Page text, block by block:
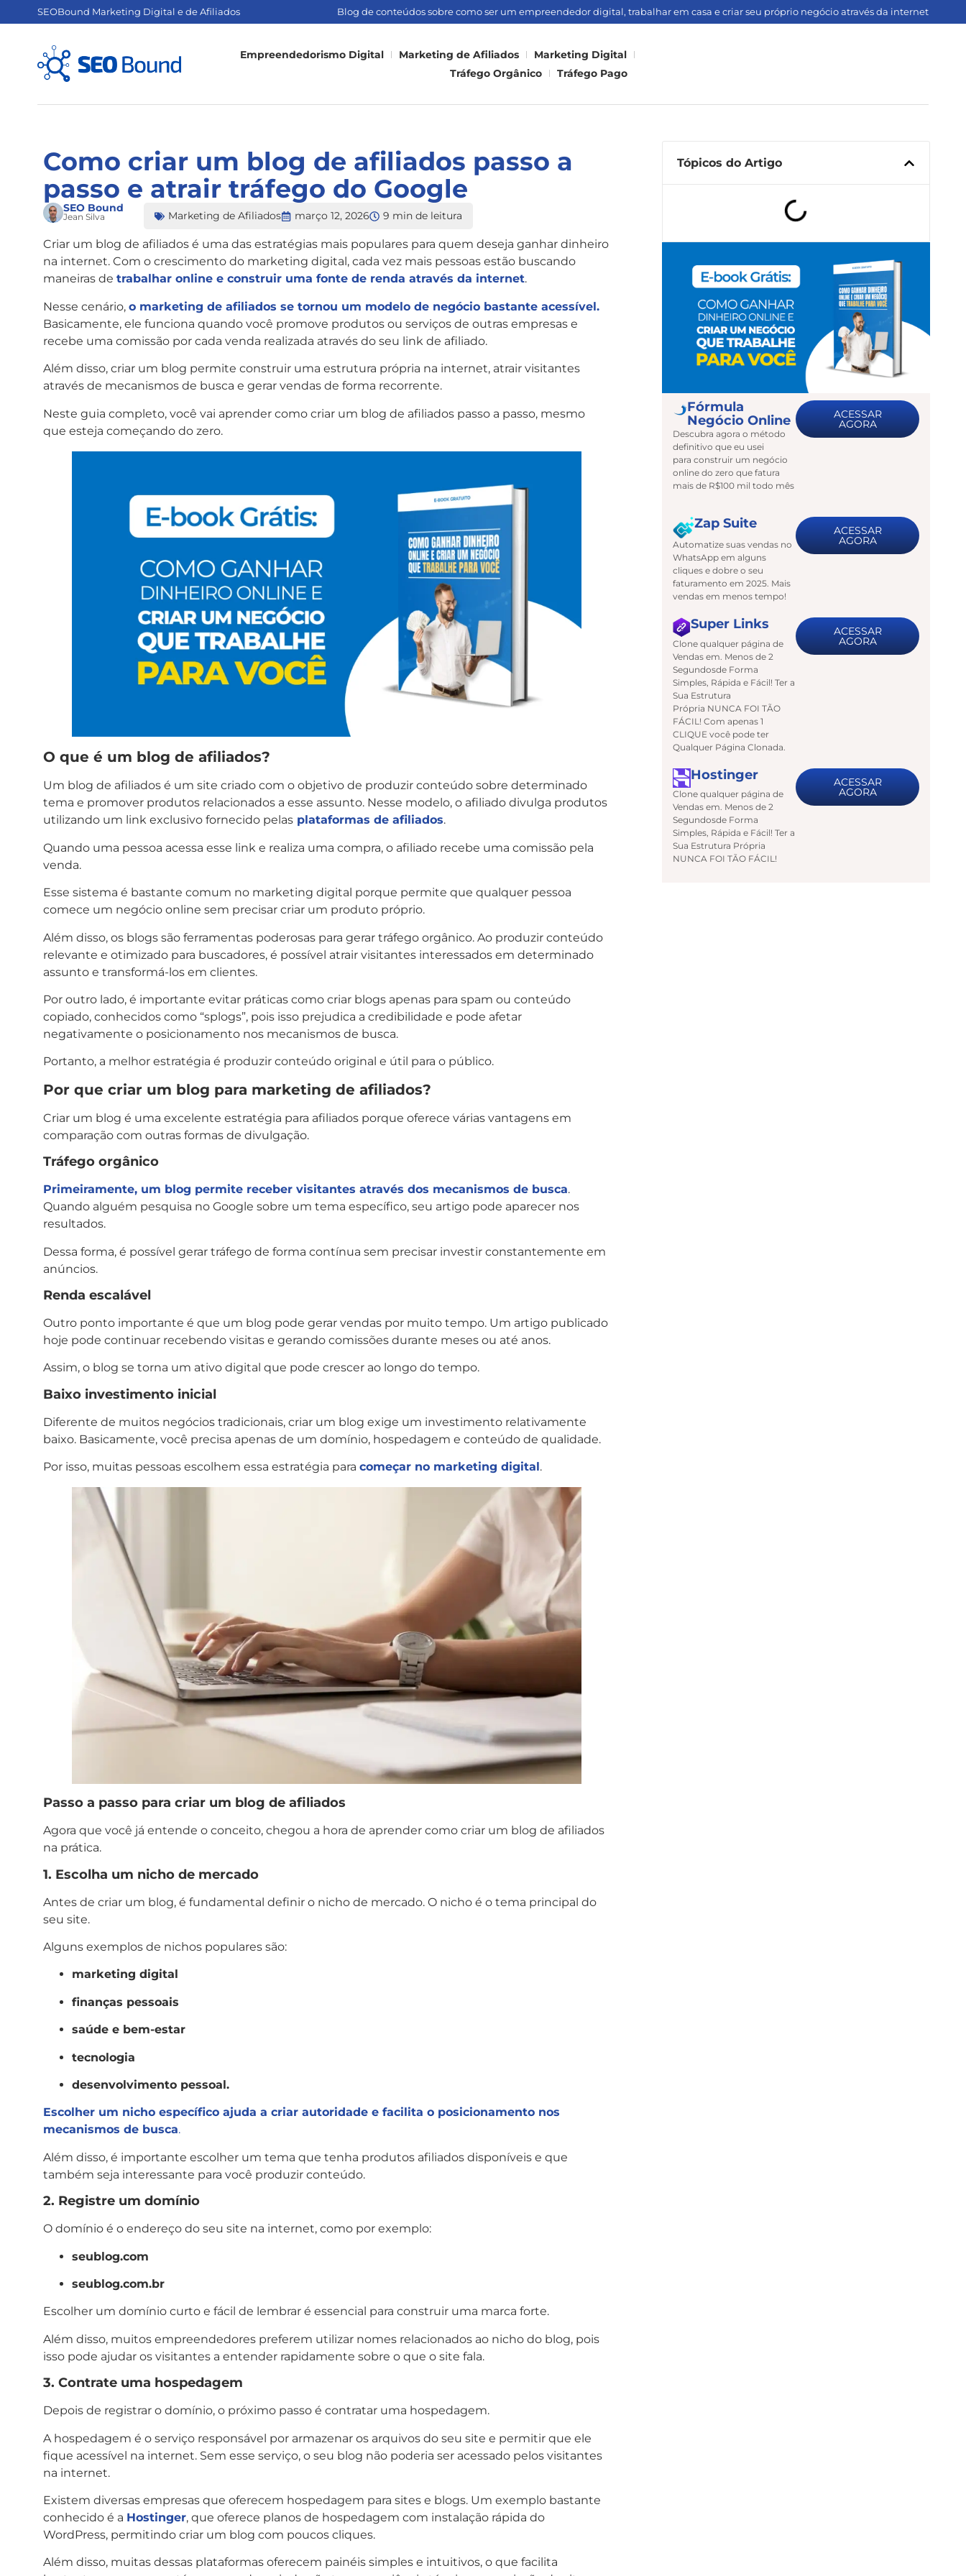
SEOBound Marketing Digital e de Afiliados Blog de conteúdos sobre como ser um empreendedor digital, trabalhar em casa e criar seu próprio negócio através da internet
Empreendedorismo Digital Marketing de Afiliados
Marketing Digital
Tráfego Orgânico
Tráfego Pago
Como criar um blog de afiliados passo a
passo e atrair tráfego do Google
SEO Bound
Jean Silva Marketing de Afiliados março 12, 2026 9 min de leitura
Criar um blog de afiliados é uma das estratégias mais populares para quem deseja ganhar dinheiro
na internet. Com o crescimento do marketing digital, cada vez mais pessoas estão buscando
maneiras de trabalhar online e construir uma fonte de renda através da internet.
Nesse cenário, o marketing de afiliados se tornou um modelo de negócio bastante acessível.
Basicamente, ele funciona quando você promove produtos ou serviços de outras empresas e
recebe uma comissão por cada venda realizada através do seu link de afiliado.
Além disso, criar um blog permite construir uma estrutura própria na internet, atrair visitantes
através de mecanismos de busca e gerar vendas de forma recorrente.
Neste guia completo, você vai aprender como criar um blog de afiliados passo a passo, mesmo
que esteja começando do zero.
O que é um blog de afiliados?
Um blog de afiliados é um site criado com o objetivo de produzir conteúdo sobre determinado
tema e promover produtos relacionados a esse assunto. Nesse modelo, o afiliado divulga produtos
utilizando um link exclusivo fornecido pelas plataformas de afiliados.
Quando uma pessoa acessa esse link e realiza uma compra, o afiliado recebe uma comissão pela
venda.
Esse sistema é bastante comum no marketing digital porque permite que qualquer pessoa
comece um negócio online sem precisar criar um produto próprio.
Além disso, os blogs são ferramentas poderosas para gerar tráfego orgânico. Ao produzir conteúdo
relevante e otimizado para buscadores, é possível atrair visitantes interessados em determinado
assunto e transformá-los em clientes.
Por outro lado, é importante evitar práticas como criar blogs apenas para spam ou conteúdo
copiado, conhecidos como “splogs”, pois isso prejudica a credibilidade e pode afetar
negativamente o posicionamento nos mecanismos de busca.
Portanto, a melhor estratégia é produzir conteúdo original e útil para o público.
Por que criar um blog para marketing de afiliados?
Criar um blog é uma excelente estratégia para afiliados porque oferece várias vantagens em
comparação com outras formas de divulgação.
Tráfego orgânico
Primeiramente, um blog permite receber visitantes através dos mecanismos de busca.
Quando alguém pesquisa no Google sobre um tema específico, seu artigo pode aparecer nos
resultados.
Dessa forma, é possível gerar tráfego de forma contínua sem precisar investir constantemente em
anúncios.
Renda escalável
Outro ponto importante é que um blog pode gerar vendas por muito tempo. Um artigo publicado
hoje pode continuar recebendo visitas e gerando comissões durante meses ou até anos.
Assim, o blog se torna um ativo digital que pode crescer ao longo do tempo.
Baixo investimento inicial
Diferente de muitos negócios tradicionais, criar um blog exige um investimento relativamente
baixo. Basicamente, você precisa apenas de um domínio, hospedagem e conteúdo de qualidade.
Por isso, muitas pessoas escolhem essa estratégia para começar no marketing digital.
Passo a passo para criar um blog de afiliados
Agora que você já entende o conceito, chegou a hora de aprender como criar um blog de afiliados
na prática.
1. Escolha um nicho de mercado
Antes de criar um blog, é fundamental definir o nicho de mercado. O nicho é o tema principal do
seu site.
Alguns exemplos de nichos populares são:
marketing digital
finanças pessoais
saúde e bem-estar
tecnologia
desenvolvimento pessoal.
Escolher um nicho específico ajuda a criar autoridade e facilita o posicionamento nos
mecanismos de busca.
Além disso, é importante escolher um tema que tenha produtos afiliados disponíveis e que
também seja interessante para você produzir conteúdo.
2. Registre um domínio
O domínio é o endereço do seu site na internet, como por exemplo:
seublog.com
seublog.com.br
Escolher um domínio curto e fácil de lembrar é essencial para construir uma marca forte.
Além disso, muitos empreendedores preferem utilizar nomes relacionados ao nicho do blog, pois
isso pode ajudar os visitantes a entender rapidamente sobre o que o site fala.
3. Contrate uma hospedagem
Depois de registrar o domínio, o próximo passo é contratar uma hospedagem.
A hospedagem é o serviço responsável por armazenar os arquivos do seu site e permitir que ele
fique acessível na internet. Sem esse serviço, o seu blog não poderia ser acessado pelos visitantes
na internet.
Existem diversas empresas que oferecem hospedagem para sites e blogs. Um exemplo bastante
conhecido é a Hostinger, que oferece planos de hospedagem com instalação rápida do
WordPress, permitindo criar um blog com poucos cliques.
Além disso, muitas dessas plataformas oferecem painéis simples e intuitivos, o que facilita
Tópicos do Artigo
Fórmula
Negócio Online
Descubra agora o método
definitivo que eu usei
para construir um negócio
online do zero que fatura
mais de R$100 mil todo mês
ACESSAR
AGORA
Zap Suite
Automatize suas vendas no
WhatsApp em alguns
cliques e dobre o seu
faturamento em 2025. Mais
vendas em menos tempo!
ACESSAR
AGORA
Super Links
Clone qualquer página de
Vendas em. Menos de 2
Segundosde Forma
Simples, Rápida e Fácil! Ter a
Sua Estrutura
Própria NUNCA FOI TÃO
FÁCIL! Com apenas 1
CLIQUE você pode ter
Qualquer Página Clonada.
ACESSAR
AGORA
Hostinger
Clone qualquer página de
Vendas em. Menos de 2
Segundosde Forma
Simples, Rápida e Fácil! Ter a
Sua Estrutura Própria
NUNCA FOI TÃO FÁCIL!
ACESSAR
AGORA